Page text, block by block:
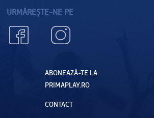
URMĂREȘTE-NE PE
ABONEAZĂ-TE LA
PRIMAPLAY.RO
CONTACT